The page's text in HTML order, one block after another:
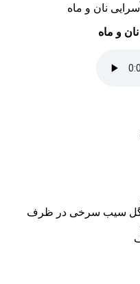
و ماه
سیب سرخی در ظرف